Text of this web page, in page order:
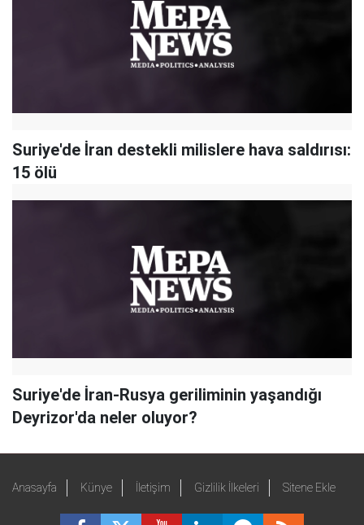
Suriye'de İran destekli milislere hava saldırısı:
15 ölü
Suriye'de İran-Rusya geriliminin yaşandığı
Deyrizor'da neler oluyor?
Anasayfa Künye İletişim Gizlilik İlkeleri Sitene Ekle